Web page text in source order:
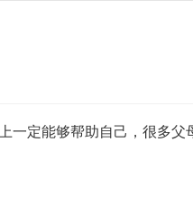
一定能够帮助自己，很多父